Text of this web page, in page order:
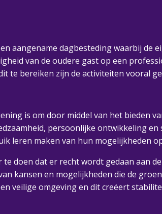
aangename dagbesteding waarbij de
van de oudere gast op een
te bereiken zijn de activiteiten vooral
is om door middel van het bieden
persoonlijke ontwikkeling
leren maken van hun mogelijkheden
doen dat er recht wordt gedaan aan
kansen en mogelijkheden die de
veilige omgeving en dit creëert